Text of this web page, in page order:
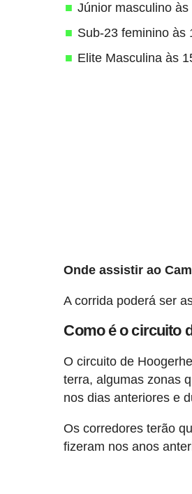
Júnior masculino às
Sub-23 feminino às
Elite Masculina às
Onde assistir ao
A corrida poderá ser
Como é o circuito
O circuito de
terra, algumas zonas
nos dias anteriores e
Os corredores terão
fizeram nos anos